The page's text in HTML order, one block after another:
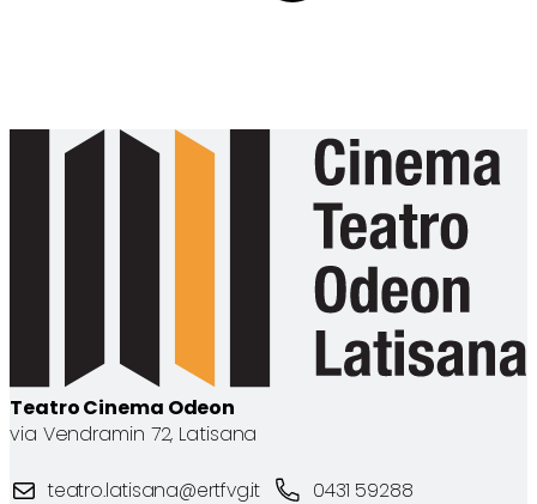
Teatro Cinema Odeon
via Vendramin 72, Latisana
teatro.latisana@ertfvg.it
0431 59288